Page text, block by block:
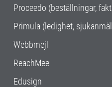
Proceedo (beställningar,
Primula (ledighet,
Webbmejl
ReachMee
Edusign